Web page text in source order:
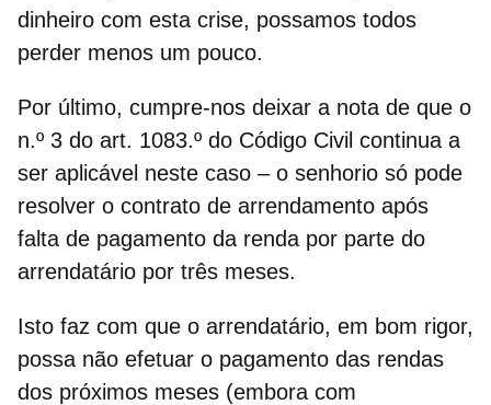
dinheiro com esta crise, possamos todos
perder menos um pouco.
Por último, cumpre-nos deixar a nota de que o
n.º 3 do art. 1083.º do Código Civil continua a
ser aplicável neste caso – o senhorio só pode
resolver o contrato de arrendamento após
falta de pagamento da renda por parte do
arrendatário por três meses.
Isto faz com que o arrendatário, em bom rigor,
possa não efetuar o pagamento das rendas
dos próximos meses (embora com